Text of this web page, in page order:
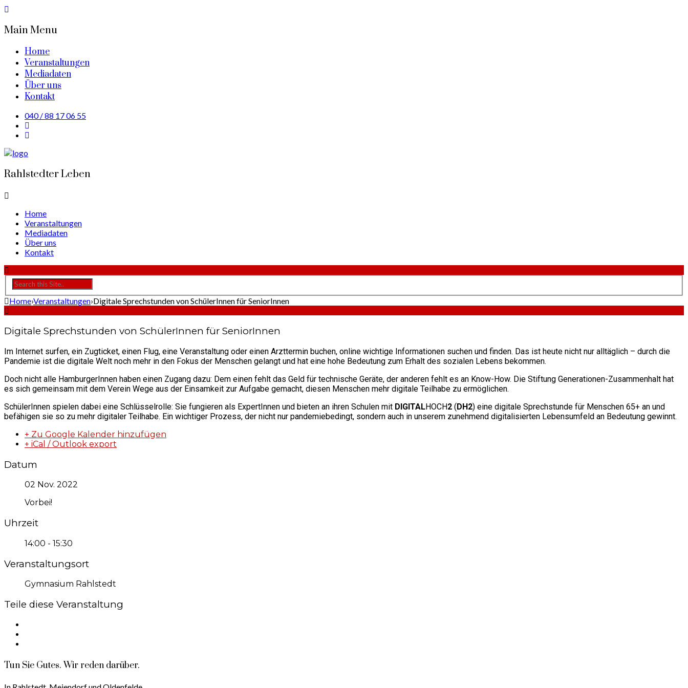
Main Menu
Home
Veranstaltungen
Mediadaten
Über uns
Kontakt
040 / 88 17 06 55
Rahlstedter Leben
Home
Veranstaltungen
Mediadaten
Über uns
Kontakt
Home›Veranstaltungen›Digitale Sprechstunden von SchülerInnen für SeniorInnen
Digitale Sprechstunden von SchülerInnen für SeniorInnen
Im Internet surfen, ein Zugticket, einen Flug, eine Veranstaltung oder einen Arzttermin buchen, online wichtige Informationen suchen und finden. Das ist heute nicht nur alltäglich – durch die
Pandemie ist die digitale Welt noch mehr in den Fokus der Menschen gelangt und hat eine hohe Bedeutung zum Erhalt des sozialen Lebens bekommen.
Doch nicht alle HamburgerInnen haben einen Zugang dazu: Dem einen fehlt das Geld für technische Geräte, der anderen fehlt es an Know-How. Die Stiftung Generationen-Zusammenhalt hat
es sich gemeinsam mit dem Verein Wege aus der Einsamkeit zur Aufgabe gemacht, diesen Menschen mehr digitale Teilhabe zu ermöglichen.
SchülerInnen spielen dabei eine Schlüsselrolle: Sie fungieren als ExpertInnen und bieten an ihren Schulen mit DIGITALHOCH2 (DH2) eine digitale Sprechstunde für Menschen 65+ an und
befähigen sie so zu mehr digitaler Teilhabe. Ein wichtiger Prozess, der nicht nur pandemiebedingt, sondern auch in unserem zunehmend digitalisierten Lebensumfeld an Bedeutung gewinnt.
+ Zu Google Kalender hinzufügen
+ iCal / Outlook export
Datum
02 Nov. 2022
Vorbei!
Uhrzeit
14:00 - 15:30
Veranstaltungsort
Gymnasium Rahlstedt
Teile diese Veranstaltung
Tun Sie Gutes. Wir reden darüber.